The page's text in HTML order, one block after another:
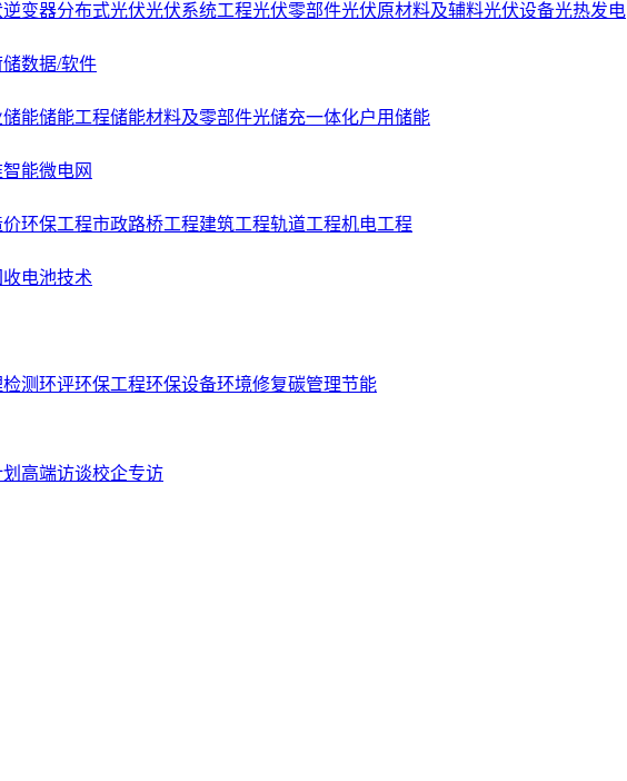
变器分布式光伏光伏系统工程光伏零部件光伏原材料及辅料光伏设备光热发电
储数据/软件
储能储能工程储能材料及零部件光储充一体化户用储能
智能微电网
价环保工程市政路桥工程建筑工程轨道工程机电工程
收电池技术
检测环评环保工程环保设备环境修复碳管理节能
高端访谈校企专访